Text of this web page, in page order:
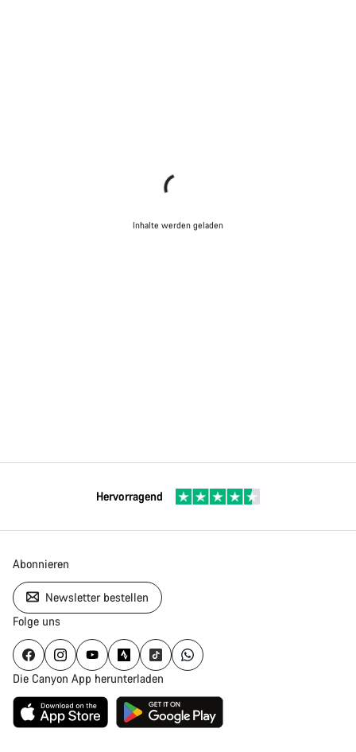
Inhalte werden geladen
Hervorragend
Abonnieren
Newsletter bestellen
Folge uns
Die Canyon App herunterladen